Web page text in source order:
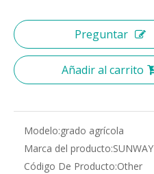
Preguntar
Añadir al carrito
Modelo:grado agrícola
Marca del producto:SUNWAY
Código De Producto:Other